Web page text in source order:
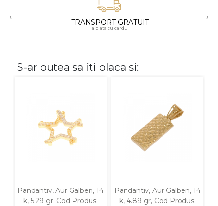
‹ TRANSPORT GRATUIT
la plata cu cardul
›
S-ar putea sa iti placa si:
Pandantiv, Aur Galben, 14
k, 5.29 gr, Cod Produs:
Pandantiv, Aur Galben, 14
k, 4.89 gr, Cod Produs: